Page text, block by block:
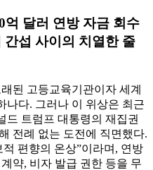
억 달러 연방 자금 회수
섭 사이의 치열한 줄
된 고등교육기관이자 세계
나다. 그러나 이 위상은 최근
드 트럼프 대통령의 재집권
전례 없는 도전에 직면했다.
편향의 온상”이라며, 연방
약, 비자 발급 권한 등을 무